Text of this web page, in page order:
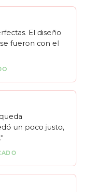
El diseño
fueron con el
un poco justo,